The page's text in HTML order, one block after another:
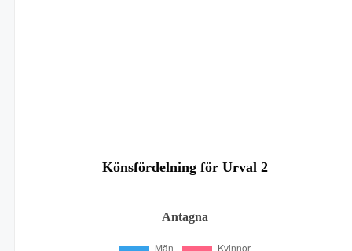
Könsfördelning för Urval 2
Antagna